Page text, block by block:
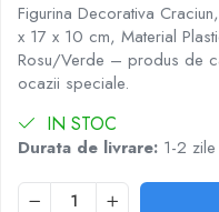
Tapet 3D Autoadeziv
Umidificatoare
Uscatoare si Standere Haine
Articole pentru Iluminat
Lampi de veghe
Figurina Decorativa
x 17 x 10 cm, Material
Rosu/Verde – produs de
ocazii speciale.
IN STOC
Durata de livrare: 1-2